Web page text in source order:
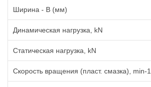
Ширина - B (мм)
Динамическая нагрузка, kN
Статическая нагрузка, kN
Скорость вращения (пласт. смазка), min-1